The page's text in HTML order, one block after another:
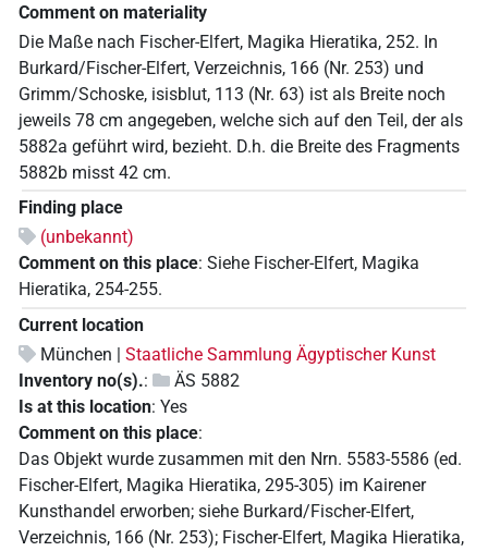
Comment on materiality
Die Maße nach Fischer-Elfert, Magika Hieratika, 252. In
Burkard/Fischer-Elfert, Verzeichnis, 166 (Nr. 253) und
Grimm/Schoske, isisblut, 113 (Nr. 63) ist als Breite noch
jeweils 78 cm angegeben, welche sich auf den Teil, der als
5882a geführt wird, bezieht. D.h. die Breite des Fragments
5882b misst 42 cm.
Finding place
(unbekannt)
Comment on this place: Siehe Fischer-Elfert, Magika
Hieratika, 254-255.
Current location
München | Staatliche Sammlung Ägyptischer Kunst
Inventory no(s).:
ÄS 5882
Is at this location: Yes
Comment on this place:
Das Objekt wurde zusammen mit den Nrn. 5583-5586 (ed.
Fischer-Elfert, Magika Hieratika, 295-305) im Kairener
Kunsthandel erworben; siehe Burkard/Fischer-Elfert,
Verzeichnis, 166 (Nr. 253); Fischer-Elfert, Magika Hieratika,